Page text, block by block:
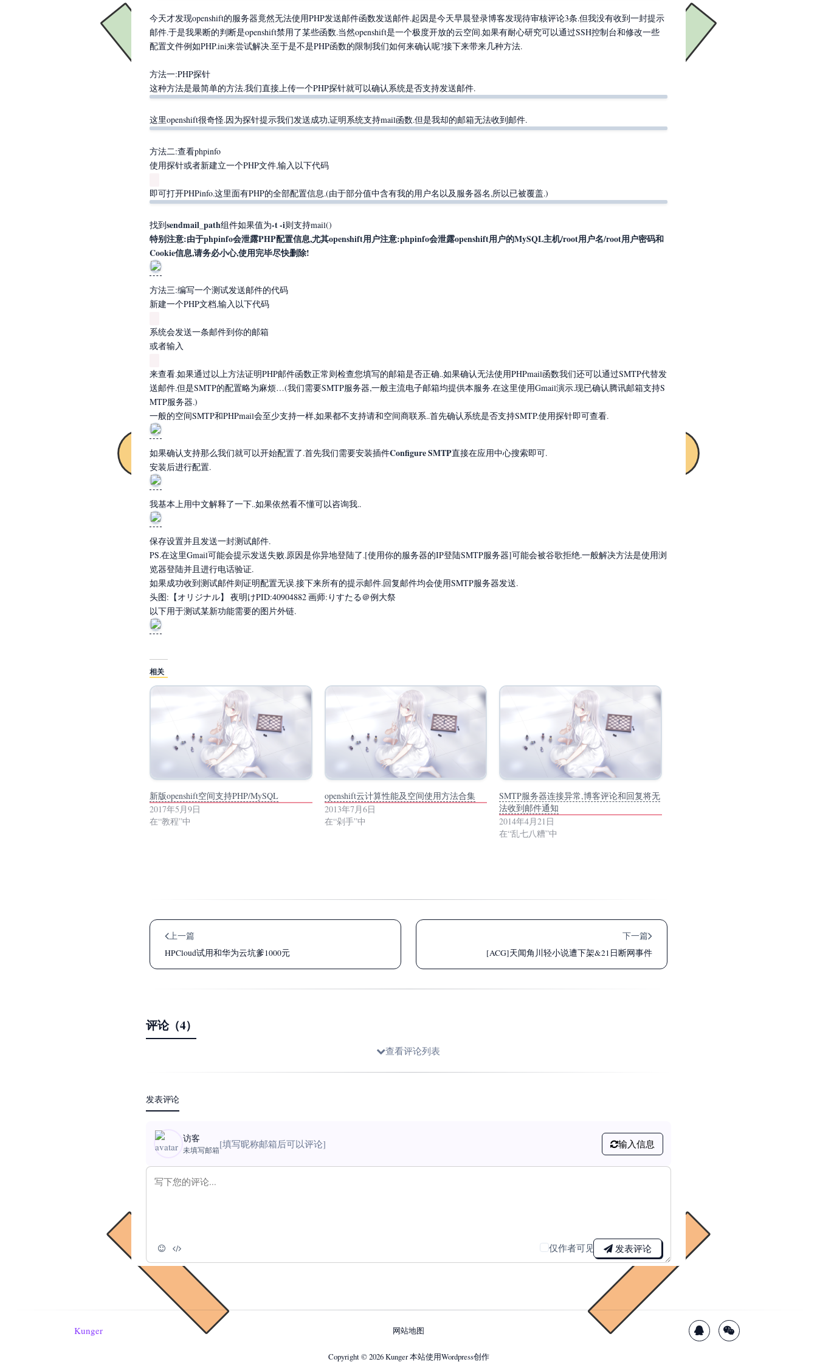
今天才发现openshift的服务器竟然无法使用PHP发送邮件函数发送邮件.起因是今天早晨登录博客发现待审核评论3条.但我没有收到一封提示
邮件.于是我果断的判断是openshift禁用了某些函数.当然openshift是一个极度开放的云空间.如果有耐心研究可以通过SSH控制台和修改一些
配置文件例如PHP.ini来尝试解决.至于是不是PHP函数的限制我们如何来确认呢?接下来带来几种方法.
方法一:PHP探针
这种方法是最简单的方法.我们直接上传一个PHP探针就可以确认系统是否支持发送邮件.
这里openshift很奇怪.因为探针提示我们发送成功,证明系统支持mail函数.但是我却的邮箱无法收到邮件.
方法二:查看phpinfo
使用探针或者新建立一个PHP文件,输入以下代码
即可打开PHPinfo.这里面有PHP的全部配置信息.(由于部分值中含有我的用户名以及服务器名,所以已被覆盖.)
找到sendmail_path组件如果值为-t -i则支持mail()
特别注意:由于phpinfo会泄露PHP配置信息,尤其openshift用户注意:phpinfo会泄露openshift用户的MySQL主机/root用户名/root用户密码和
Cookie信息,请务必小心,使用完毕尽快删除!
方法三:编写一个测试发送邮件的代码
新建一个PHP文档,输入以下代码
系统会发送一条邮件到你的邮箱
或者输入
来查看.如果通过以上方法证明PHP邮件函数正常则检查您填写的邮箱是否正确..如果确认无法使用PHPmail函数我们还可以通过SMTP代替发
送邮件.但是SMTP的配置略为麻烦…(我们需要SMTP服务器,一般主流电子邮箱均提供本服务.在这里使用Gmail演示.现已确认腾讯邮箱支持S
MTP服务器.)
一般的空间SMTP和PHPmail会至少支持一样,如果都不支持请和空间商联系..首先确认系统是否支持SMTP.使用探针即可查看.
如果确认支持那么我们就可以开始配置了.首先我们需要安装插件Configure SMTP直接在应用中心搜索即可.
安装后进行配置.
我基本上用中文解释了一下..如果依然看不懂可以咨询我..
保存设置并且发送一封测试邮件.
PS.在这里Gmail可能会提示发送失败.原因是你异地登陆了.[使用你的服务器的IP登陆SMTP服务器]可能会被谷歌拒绝.一般解决方法是使用浏
览器登陆并且进行电话验证.
如果成功收到测试邮件则证明配置无误.接下来所有的提示邮件.回复邮件均会使用SMTP服务器发送.
头图:【オリジナル】 夜明けPID:40904882 画师:りすたる＠例大祭
以下用于测试某新功能需要的图片外链.
相关
新版openshift空间支持PHP/MySQL
2017年5月9日
在“教程”中
openshift云计算性能及空间使用方法合集
2013年7月6日
在“剁手”中
SMTP服务器连接异常,博客评论和回复将无
法收到邮件通知
2014年4月21日
在“乱七八糟”中
上一篇
HPCloud试用和华为云坑爹1000元
下一篇
[ACG]天闻角川轻小说遭下架&21日断网事件
评论（4）
查看评论列表
发表评论
访客
未填写邮箱[填写昵称邮箱后可以评论] 输入信息
仅作者可见 发表评论
Kunger 网站地图
Copyright © 2026Kunger本站使用Wordpress创作